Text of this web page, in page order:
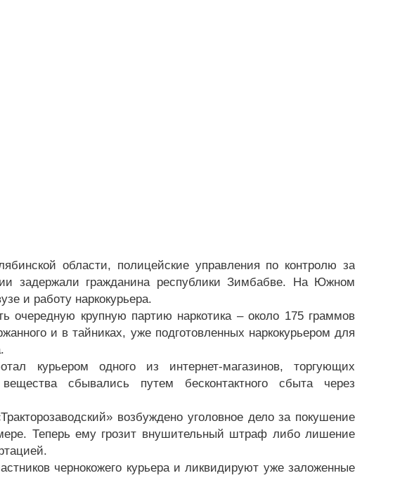
области, полицейские управления по контролю за
задержали гражданина республики Зимбабве. На Южном
и работу наркокурьера.
очередную крупную партию наркотика – около 175 граммов
и в тайниках, уже подготовленных наркокурьером для
курьером одного из интернет-магазинов, торгующих
сбывались путем бесконтактного сбыта через
возбуждено уголовное дело за покушение
Теперь ему грозит внушительный штраф либо лишение
чернокожего курьера и ликвидируют уже заложенные